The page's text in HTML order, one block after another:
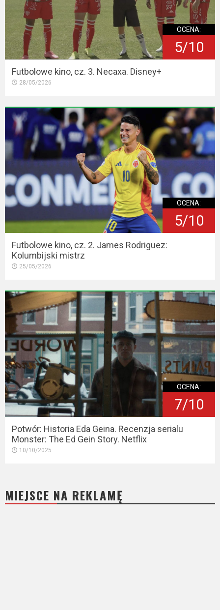
OCENA:
5/10
Futbolowe kino, cz. 3. Necaxa. Disney+
28/05/2026
OCENA:
5/10
Futbolowe kino, cz. 2. James Rodriguez:
Kolumbijski mistrz
25/05/2026
OCENA:
7/10
Potwór: Historia Eda Geina. Recenzja serialu
Monster: The Ed Gein Story. Netflix
10/10/2025
MIEJSCE NA REKLAMĘ